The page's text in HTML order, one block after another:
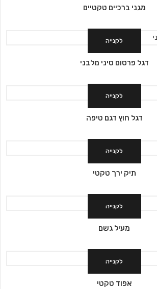
מגני ברכיים טקטיים
לקנייה
דגל פרסום סיני מלבני
לקנייה
דגל חוץ דגם טיפה
לקנייה
תיק ירך טקטי
לקנייה
מעיל גשם
לקנייה
אפוד טקטי